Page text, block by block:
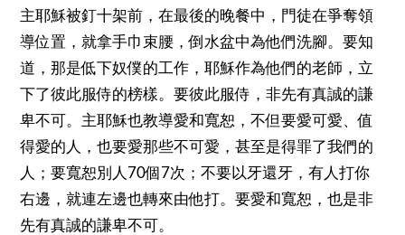
主耶穌被釘十架前，在最後的晚餐中，門徒在爭奪領
導位置，就拿手巾束腰，倒水盆中為他們洗腳。要知
道，那是低下奴僕的工作，耶穌作為他們的老師，立
下了彼此服侍的榜樣。要彼此服侍，非先有真誠的謙
卑不可。主耶穌也教導愛和寬恕，不但要愛可愛、值
得愛的人，也要愛那些不可愛，甚至是得罪了我們的
人；要寬恕別人 70個7次；不要以牙還牙，有人打你
右邊，就連左邊也轉來由他打。要愛和寬恕，也是非
先有真誠的謙卑不可。